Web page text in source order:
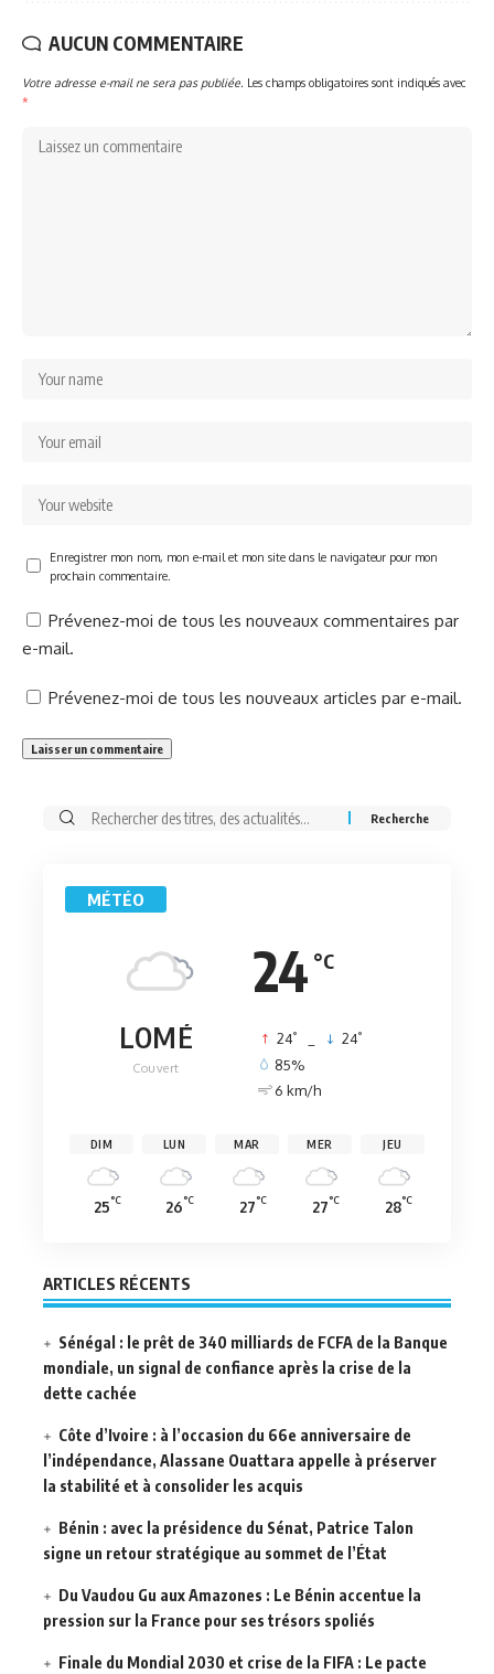
AUCUN COMMENTAIRE
Votre adresse e-mail ne sera pas publiée. Les champs obligatoires sont indiqués avec
*
Enregistrer mon nom, mon e-mail et mon site dans le navigateur pour mon
prochain commentaire.
Prévenez-moi de tous les nouveaux commentaires par
e-mail.
Prévenez-moi de tous les nouveaux articles par e-mail.
Rechercher:
MÉTÉO
24 °C
LOMÉ
Couvert
24° 24°
85%
6 km/h
DIM
25°C
LUN
26°C
MAR
27°C
MER
27°C
JEU
28°C
ARTICLES RÉCENTS
Sénégal : le prêt de 340 milliards de FCFA de la Banque
mondiale, un signal de confiance après la crise de la
dette cachée
Côte d’Ivoire : à l’occasion du 66e anniversaire de
l’indépendance, Alassane Ouattara appelle à préserver
la stabilité et à consolider les acquis
Bénin : avec la présidence du Sénat, Patrice Talon
signe un retour stratégique au sommet de l’État
Du Vaudou Gu aux Amazones : Le Bénin accentue la
pression sur la France pour ses trésors spoliés
Finale du Mondial 2030 et crise de la FIFA : Le pacte